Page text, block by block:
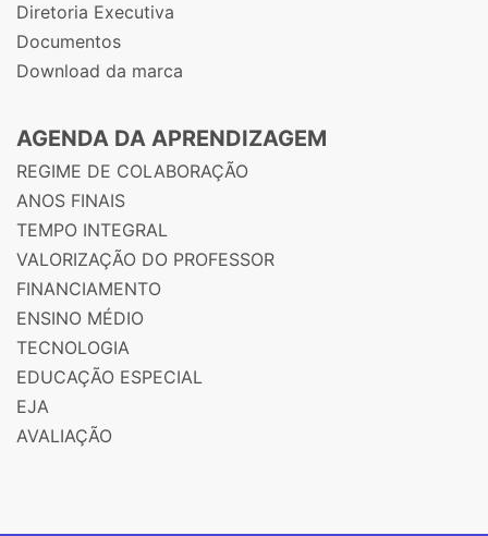
Diretoria Executiva
Documentos
Download da marca
AGENDA DA APRENDIZAGEM
REGIME DE COLABORAÇÃO
ANOS FINAIS
TEMPO INTEGRAL
VALORIZAÇÃO DO PROFESSOR
FINANCIAMENTO
ENSINO MÉDIO
TECNOLOGIA
EDUCAÇÃO ESPECIAL
EJA
AVALIAÇÃO